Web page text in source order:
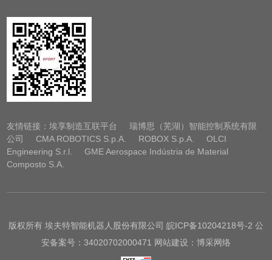
友情链接：埃享制造互联平台
瑞博思（芜湖）智能控制系统有限
公司
CMA ROBOTICS S.p.A. ROBOX S.p.A.
OLCI
Engineering S.r.l.
GME Aerospace Indústria de Material
Composto S.A.
版权所有 埃夫特智能机器人股份有限公司 皖ICP备10204218号-2 公
安备案号：34020702000471 网站建设：博采网络